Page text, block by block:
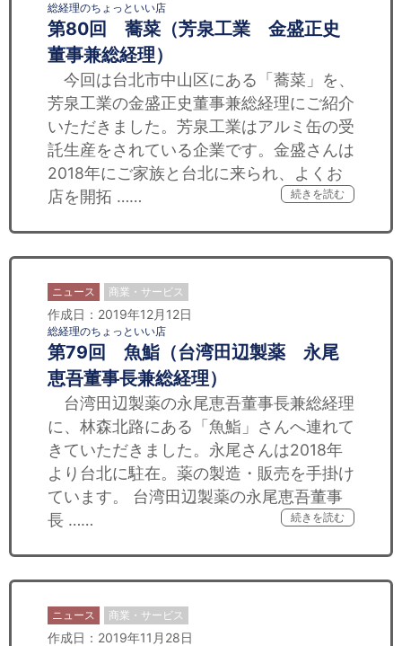
総経理のちょっといい店
第80回 蕎菜（芳泉工業 金盛正史
董事兼総経理）
今回は台北市中山区にある「蕎菜」を、
芳泉工業の金盛正史董事兼総経理にご紹介
いただきました。芳泉工業はアルミ缶の受
託生産をされている企業です。金盛さんは
2018年にご家族と台北に来られ、よくお
店を開拓 ……
続きを読む
ニュース 商業・サービス
作成日：2019年12月12日
総経理のちょっといい店
第79回 魚鮨（台湾田辺製薬 永尾
恵吾董事長兼総経理）
台湾田辺製薬の永尾恵吾董事長兼総経理
に、林森北路にある「魚鮨」さんへ連れて
きていただきました。永尾さんは2018年
より台北に駐在。薬の製造・販売を手掛け
ています。 台湾田辺製薬の永尾恵吾董事
長 ……
続きを読む
ニュース 商業・サービス
作成日：2019年11月28日